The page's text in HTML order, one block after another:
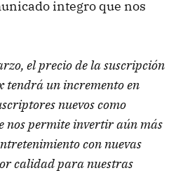
integro que nos
el precio de la suscripción
tendrá un incremento en
nuevos como
nos permite invertir aún más
con nuevas
calidad para nuestras